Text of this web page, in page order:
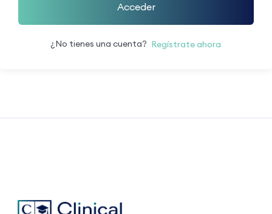
Acceder
¿No tienes una cuenta? Regístrate ahora